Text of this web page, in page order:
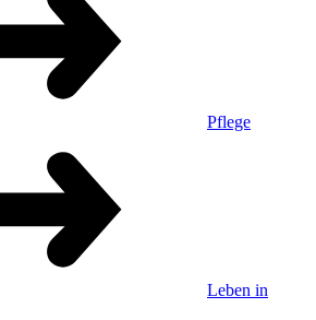
Pflege
Leben in